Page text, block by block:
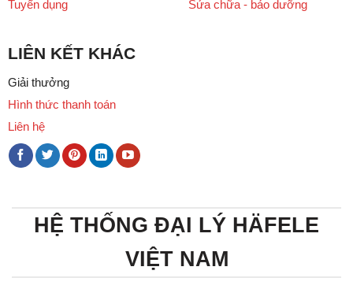
Tuyển dụng
Sửa chữa - bảo dưỡng
LIÊN KẾT KHÁC
Giải thưởng
Hình thức thanh toán
Liên hệ
HỆ THỐNG ĐẠI LÝ HÄFELE
VIỆT NAM